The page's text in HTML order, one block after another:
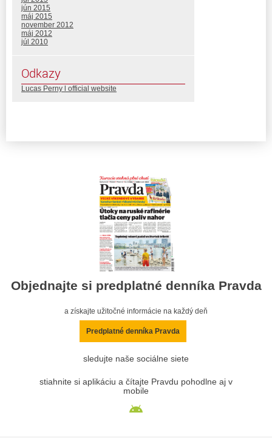
jún 2015
máj 2015
november 2012
máj 2012
júl 2010
Odkazy
Lucas Perny l official website
Objednajte si predplatné denníka Pravda
a získajte užitočné informácie na každý deň
Predplatné denníka Pravda
sledujte naše sociálne siete
stiahnite si aplikáciu a čítajte Pravdu pohodlne aj v
mobile